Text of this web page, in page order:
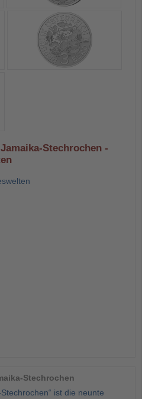
Stechrochen -
Stechrochen
ist die neunte